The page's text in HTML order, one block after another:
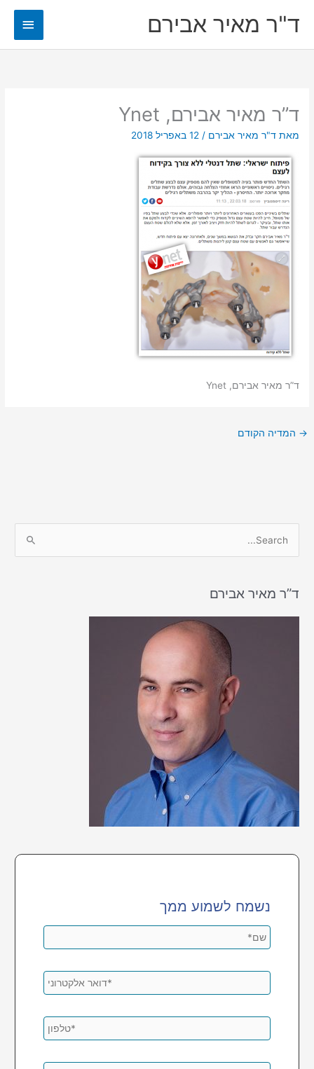
ד"ר מאיר אבירם
ראשי
ד”ר מאיר אבירם, Ynet
מאת ד"ר מאיר אבירם / 12 באפריל 2018
ד”ר מאיר אבירם, Ynet
→המדיה הקודם
rד”ר מאיר אבירם
נשמח לשמוע ממך